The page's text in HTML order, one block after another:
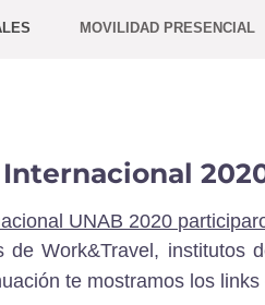
MOVILIDAD PRESENCIAL
UNAB 2020
de Work&Travel, institutos
te mostramos los